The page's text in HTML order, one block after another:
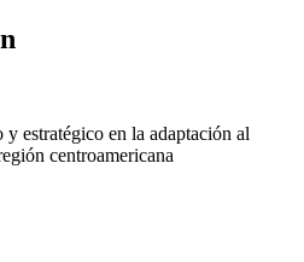
estratégico en la adaptación al
centroamericana